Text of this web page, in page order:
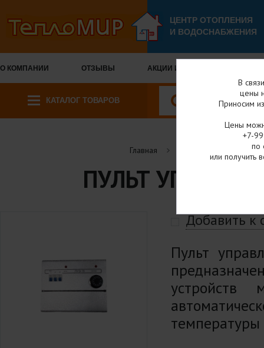
ЦЕНТР ОТОПЛЕНИЯ
И ВОДОСНАБЖЕНИЯ
О КОМПАНИИ ОТЗЫВЫ АКЦИИ И СКИДКИ
КАТАЛОГ ТОВАРОВ
Главная
ПУЛЬТ
Добавить к
Пульт
В
цены
Приносим
Цены
+7-
по
или получить